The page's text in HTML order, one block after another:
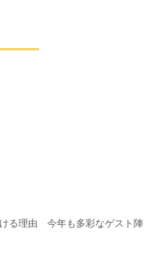
る理由 今年も多彩なゲスト陣